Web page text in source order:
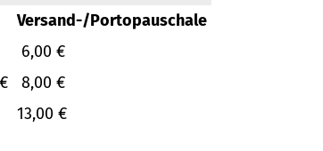
Versand-/Portopauschale
6,00 €
8,00 €
13,00 €